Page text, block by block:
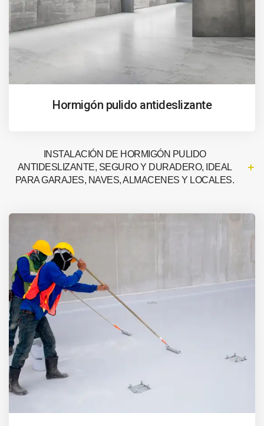
Hormigón pulido antideslizante
INSTALACIÓN DE HORMIGÓN PULIDO
ANTIDESLIZANTE, SEGURO Y DURADERO, IDEAL
PARA GARAJES, NAVES, ALMACENES Y LOCALES.